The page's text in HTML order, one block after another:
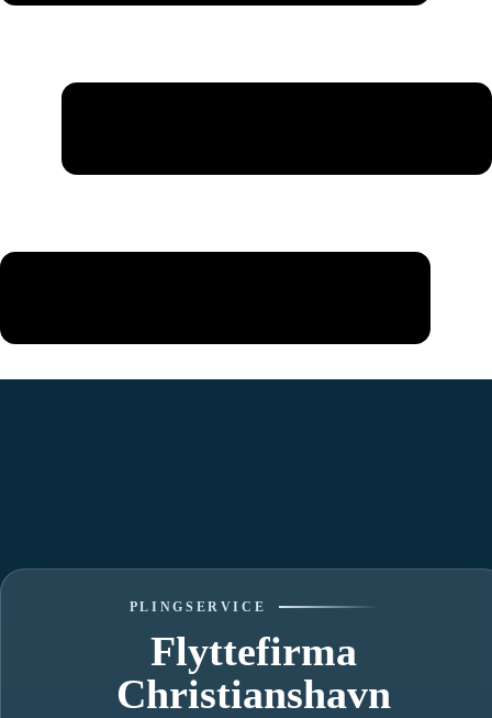
PLINGSERVICE
Flyttefirma
Christianshavn